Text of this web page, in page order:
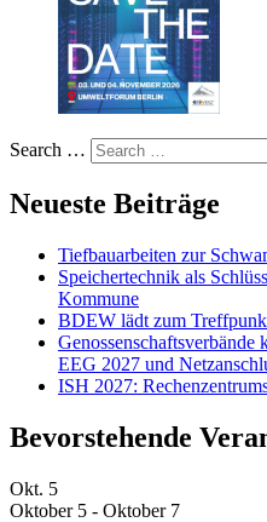
Search …
Neueste Beiträge
Tiefbauarbeiten zur
Speichertechnik als
Kommune
BDEW lädt zum
EEG 2027 und
ISH 2027:
Bevorstehende
Okt. 5
Oktober 5 - Oktober 7